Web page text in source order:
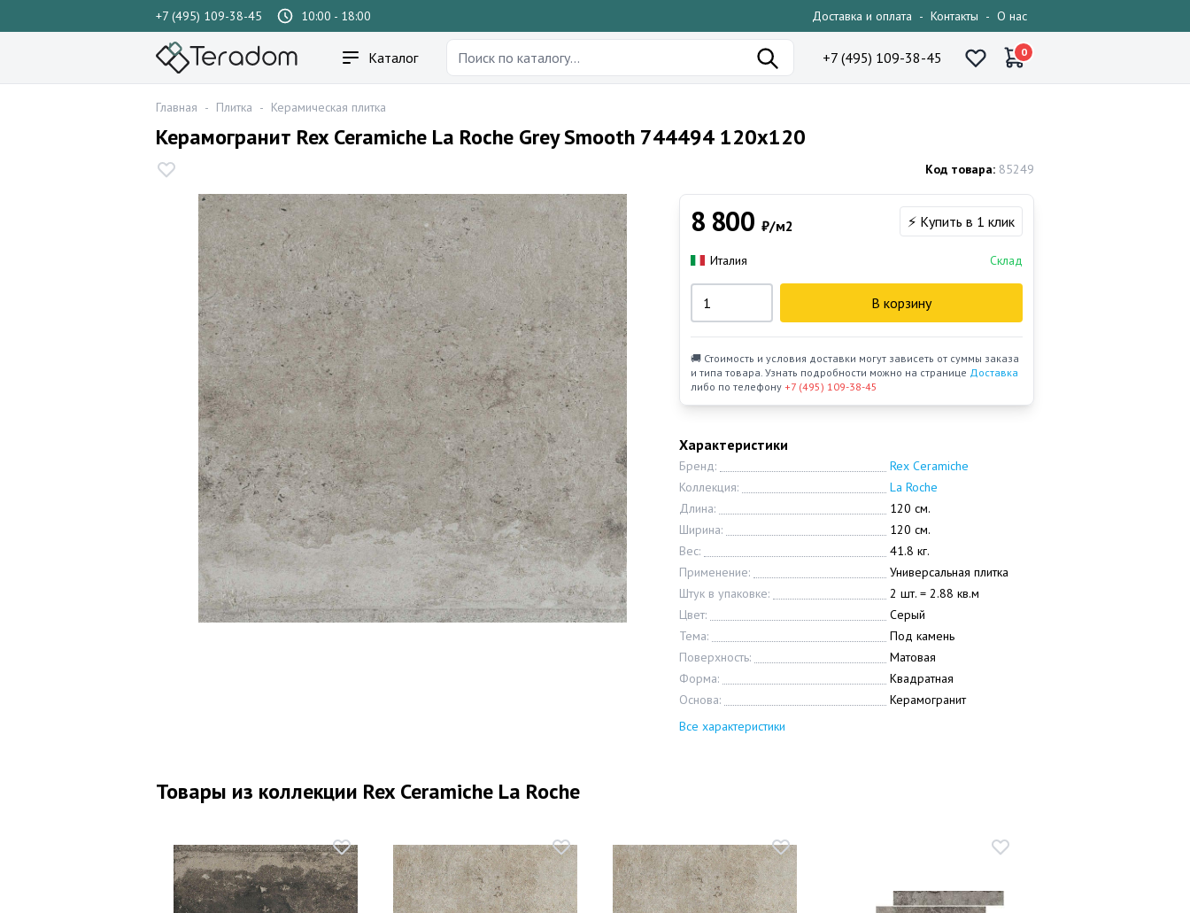
+7 (495) 109-38-45 10:00 - 18:00 Доставка и оплата - Контакты - О нас
Каталог +7 (495) 109-38-45 0
Главная - Плитка - Керамическая плитка
Керамогранит Rex Ceramiche La Roche Grey Smooth 744494 120x120
Код товара: 85249
Характеристики
Бренд:
Rex Ceramiche
Коллекция:
La Roche
Длина:
120 см.
Ширина:
120 см.
Вес:
41.8 кг.
Применение:
Универсальная плитка
Штук в упаковке:
2 шт. = 2.88 кв.м
Цвет:
Серый
Тема:
Под камень
Поверхность:
Матовая
Форма:
Квадратная
Основа:
Керамогранит
Все характеристики
8 800 ₽/м2 ⚡ Купить в 1 клик
Италия Склад
В корзину
🚚 Стоимость и условия доставки могут зависеть от суммы заказа
и типа товара. Узнать подробности можно на странице Доставка
либо по телефону +7 (495) 109-38-45
Товары из коллекции Rex Ceramiche La Roche